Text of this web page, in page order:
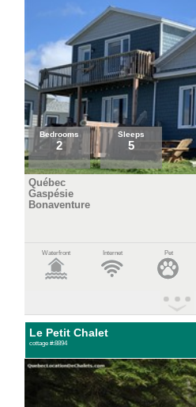
Bedrooms
2
Sleeps
5
Québec
Gaspésie
Bonaventure
Waterfront Internet Pet
Le Petit Chalet
cottage #:8894